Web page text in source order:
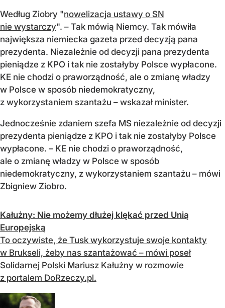
Według Ziobry "nowelizacja ustawy o SN
nie wystarczy". – Tak mówią Niemcy. Tak mówiła
największa niemiecka gazeta przed decyzją pana
prezydenta. Niezależnie od decyzji pana prezydenta
pieniądze z KPO i tak nie zostałyby Polsce wypłacone.
KE nie chodzi o praworządność, ale o zmianę władzy
w Polsce w sposób niedemokratyczny,
z wykorzystaniem szantażu – wskazał minister.
Jednocześnie zdaniem szefa MS niezależnie od decyzji
prezydenta pieniądze z KPO i tak nie zostałyby Polsce
wypłacone. – KE nie chodzi o praworządność,
ale o zmianę władzy w Polsce w sposób
niedemokratyczny, z wykorzystaniem szantażu – mówi
Zbigniew Ziobro.
Kałużny: Nie możemy dłużej klękać przed Unią
Europejską
To oczywiste, że Tusk wykorzystuje swoje kontakty
w Brukseli, żeby nas szantażować – mówi poseł
Solidarnej Polski Mariusz Kałużny w rozmowie
z portalem DoRzeczy.pl.